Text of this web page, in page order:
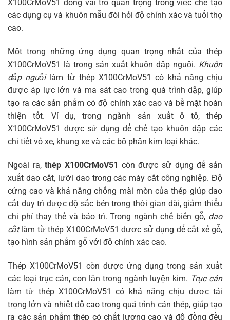
X100CrMoV51 đóng vai trò quan trọng trong việc chế tạo
các dụng cụ và khuôn mẫu đòi hỏi độ chính xác và tuổi thọ
cao.
Một trong những ứng dụng quan trọng nhất của thép
X100CrMoV51 là trong sản xuất khuôn dập nguội. Khuôn
dập nguộilàm từ thép X100CrMoV51 có khả năng chịu
được áp lực lớn và ma sát cao trong quá trình dập, giúp
tạo ra các sản phẩm có độ chính xác cao và bề mặt hoàn
thiện tốt. Ví dụ, trong ngành sản xuất ô tô, thép
X100CrMoV51 được sử dụng để chế tạo khuôn dập các
chi tiết vỏ xe, khung xe và các bộ phận kim loại khác.
Ngoài ra,thép X100CrMoV51 còn được sử dụng để sản
xuất dao cắt, lưỡi dao trong các máy cắt công nghiệp. Độ
cứng cao và khả năng chống mài mòn của thép giúp dao
cắt duy trì được độ sắc bén trong thời gian dài, giảm thiểu
chi phí thay thế và bảo trì. Trong ngành chế biến gỗ, dao
cắtlàm từ thép X100CrMoV51 được sử dụng để cắt xẻ gỗ,
tạo hình sản phẩm gỗ với độ chính xác cao.
Thép X100CrMoV51 còn được ứng dụng trong sản xuất
các loại trục cán, con lăn trong ngành luyện kim. Trục cán
làm từ thép X100CrMoV51 có khả năng chịu được tải
trọng lớn và nhiệt độ cao trong quá trình cán thép, giúp tạo
ra các sản phẩm thép có chất lượng cao và độ đồng đều